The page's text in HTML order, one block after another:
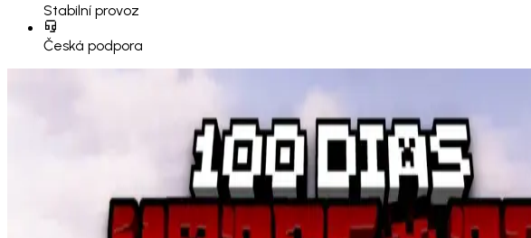
Stabilní provoz
Česká podpora